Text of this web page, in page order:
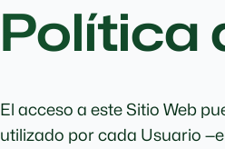
Política
El acceso a este Sitio Web
utilizado por cada Usuario